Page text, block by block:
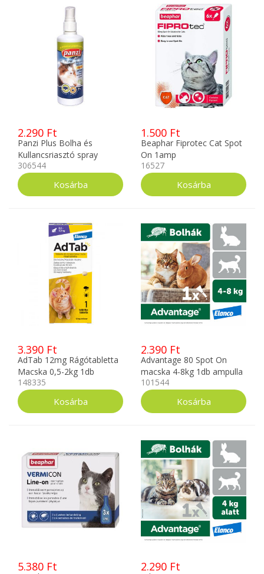
2.290 Ft
Panzi Plus Bolha és
Kullancsriasztó spray
200ml Macskának
306544
1.500 Ft
Beaphar Fiprotec Cat Spot
On 1amp
16527
3.390 Ft
AdTab 12mg Rágótabletta
Macska 0,5-2kg 1db
148335
2.390 Ft
Advantage 80 Spot On
macska 4-8kg 1db ampulla
101544
5.380 Ft 2.290 Ft